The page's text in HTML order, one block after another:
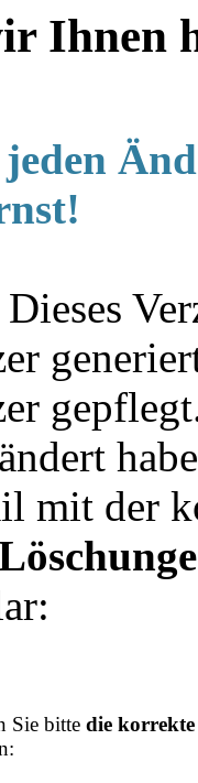
Ihnen
mit der
Sie bitte die korrekte